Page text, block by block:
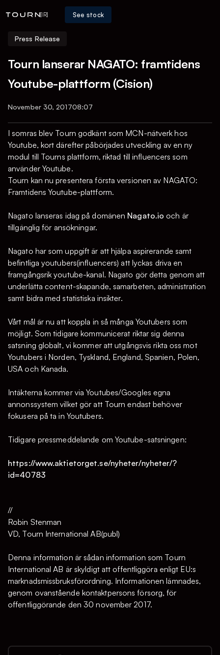
[IR] See stock
Press Release
Tourn lanserar NAGATO: framtidens
Youtube-plattform (Cision)
November 30, 201708:07
I somras blev Tourn godkänt som MCN-nätverk hos
Youtube, kort därefter påbörjades utveckling av en ny
modul till Tourns plattform, riktad till influencers som
använder Youtube.
Tourn kan nu presentera första versionen av NAGATO:
Framtidens Youtube-plattform.
Nagato lanseras idag på domänen Nagato.io och är
tillgänglig för ansökningar.
Nagato har som uppgift är att hjälpa aspirerande samt
befintliga youtubers(influencers) att lyckas driva en
framgångsrik youtube-kanal. Nagato gör detta genom att
underlätta content-skapande, samarbeten, administration
samt bidra med statistiska insikter.
Vårt mål är nu att koppla in så många Youtubers som
möjligt. Som tidigare kommunicerat riktar sig denna
satsning globalt, vi kommer att utgångsvis rikta oss mot
Youtubers i Norden, Tyskland, England, Spanien, Polen,
USA och Kanada.
Intäkterna kommer via Youtubes/Googles egna
annonssystem vilket gör att Tourn endast behöver
fokusera på ta in Youtubers.
Tidigare pressmeddelande om Youtube-satsningen:
https://www.aktietorget.se/nyheter/nyheter/?
id=40783
//
Robin Stenman
VD, Tourn International AB(publ)
Denna information är sådan information som Tourn
International AB är skyldigt att offentliggöra enligt EU:s
marknadsmissbruksförordning. Informationen lämnades,
genom ovanstående kontaktpersons försorg, för
offentliggörande den 30 november 2017.